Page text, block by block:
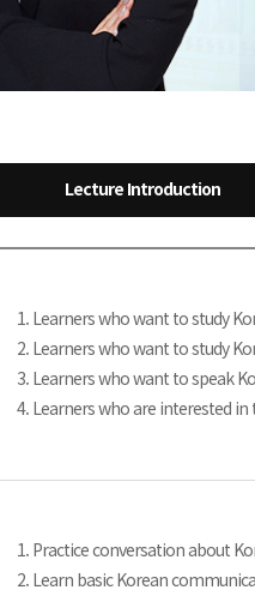
Lecture Introduction
1. Learners who want to study
2. Learners who want to study
3. Learners who want to speak
4. Learners who are interested
1. Practice conversation about
2. Learn basic Korean